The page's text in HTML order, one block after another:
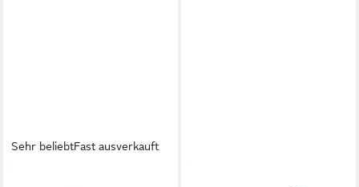
Sehr beliebtFast ausverkauft